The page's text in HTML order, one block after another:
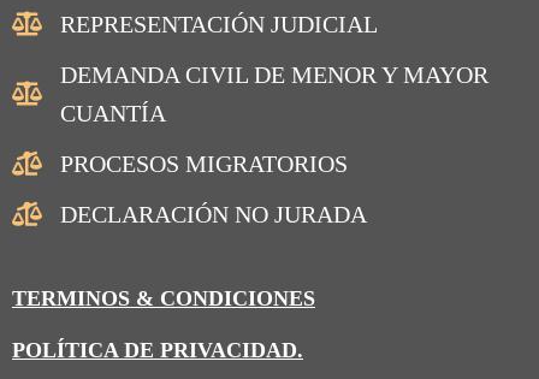
REPRESENTACIÓN JUDICIAL
DEMANDA CIVIL DE MENOR Y MAYOR
CUANTÍA
PROCESOS MIGRATORIOS
DECLARACIÓN NO JURADA
TERMINOS & CONDICIONES
POLÍTICA DE PRIVACIDAD.